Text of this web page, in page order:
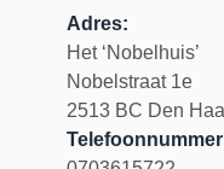
Adres:
Het ‘Nobelhuis’
Nobelstraat 1e
2513 BC Den